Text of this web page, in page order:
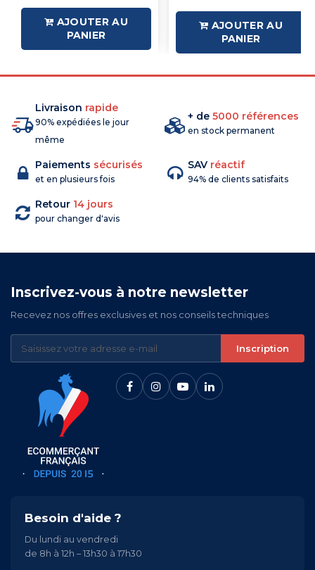
AJOUTER AU
PANIER
AJOUTER AU
PANIER
Livraison rapide
90% expédiées le jour
même
+ de 5000 références
en stock permanent
Paiements sécurisés
et en plusieurs fois
SAV réactif
94% de clients satisfaits
Retour 14 jours
pour changer d'avis
Inscrivez-vous à notre newsletter
Recevez nos offres exclusives et nos conseils techniques
Inscription
Besoin d'aide ?
Du lundi au vendredi
de 8h à 12h – 13h30 à 17h30